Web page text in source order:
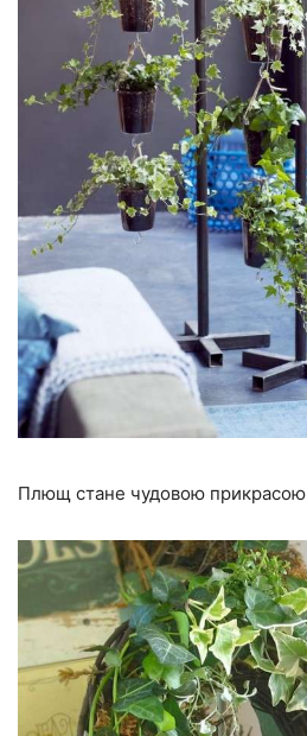
Плющ стане чудовою прикрасою